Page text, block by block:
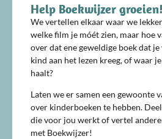
Help Boekwijzer groeien!
We vertellen elkaar waar we
welke film je móét zien, maar hoe
over dat ene geweldige boek dat
kind aan het lezen kreeg, of waar
haalt?
Laten we er samen een gewoonte
over kinderboeken te hebben.
die voor jou werkt of vertel
met Boekwijzer!